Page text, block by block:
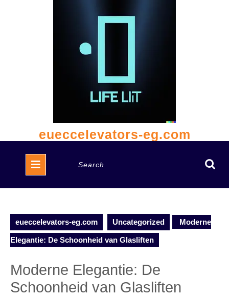
eueccelevators-eg.com
Open
Button
eueccelevators-eg.com Uncategorized Moderne
Elegantie: De Schoonheid van Glasliften
Moderne Elegantie: De
Schoonheid van Glasliften